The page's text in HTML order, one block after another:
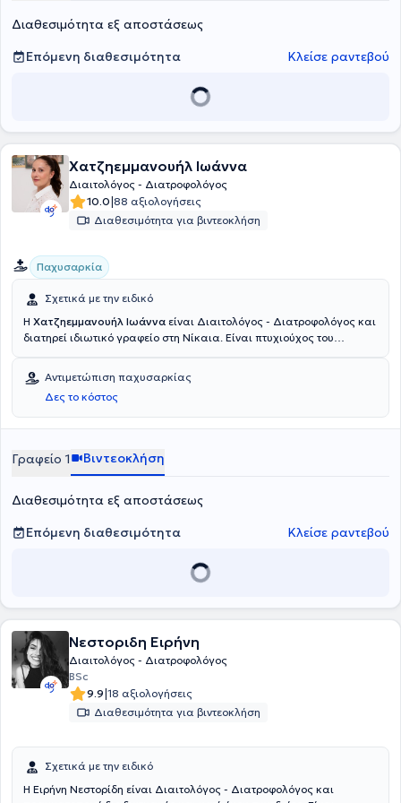
την υγεία αλλά και εξίσου ευχάριστη.
Διαθεσιμότητα εξ αποστάσεως
Επόμενη διαθεσιμότητα
Κλείσε ραντεβού
Χατζηεμμανουήλ Ιωάννα
Διαιτολόγος - Διατροφολόγος
10.0|88 αξιολογήσεις
Διαθεσιμότητα για βιντεοκλήση
Παχυσαρκία
Σχετικά με την ειδικό
Η Χατζηεμμανουήλ Ιωάννα είναι Διαιτολόγος - Διατροφολόγος και
διατηρεί ιδιωτικό γραφείο στη Νίκαια. Είναι πτυχιούχος του
Πανεπιστημίου με εξιδείκευση στην Παιδιατρική Διατροφή, έχοντας
παρακολουθήσει το εκπαιδευτικό πρόγραμμα “Master Nutritionist
in Pediatric Nutrition”. Διαθέτει κλινική και επιστημονική εμπειρία
και είναι μέλος του Πανελλήνιου Συλλόγου Διαιτολόγων -
και συνεδρίων.
Αντιμετώπιση παχυσαρκίας
Δες το κόστος
Γραφείο 1 Βιντεοκλήση
Διαθεσιμότητα εξ αποστάσεως
Επόμενη διαθεσιμότητα
Κλείσε ραντεβού
Νεστοριδη Ειρήνη
Διαιτολόγος - Διατροφολόγος
BSc
9.9|18 αξιολογήσεις
Διαθεσιμότητα για βιντεοκλήση
Σχετικά με την ειδικό
Η Ειρήνη Νεστορίδη είναι Διαιτολόγος - Διατροφολόγος και